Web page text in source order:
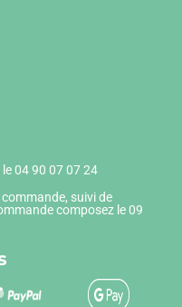
04 90 07 07 24
suivi de
composez le 09